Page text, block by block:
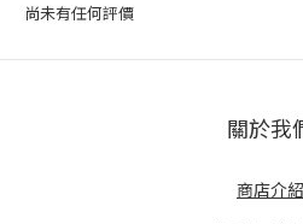
尚未有任何評價
關於我
商店介紹